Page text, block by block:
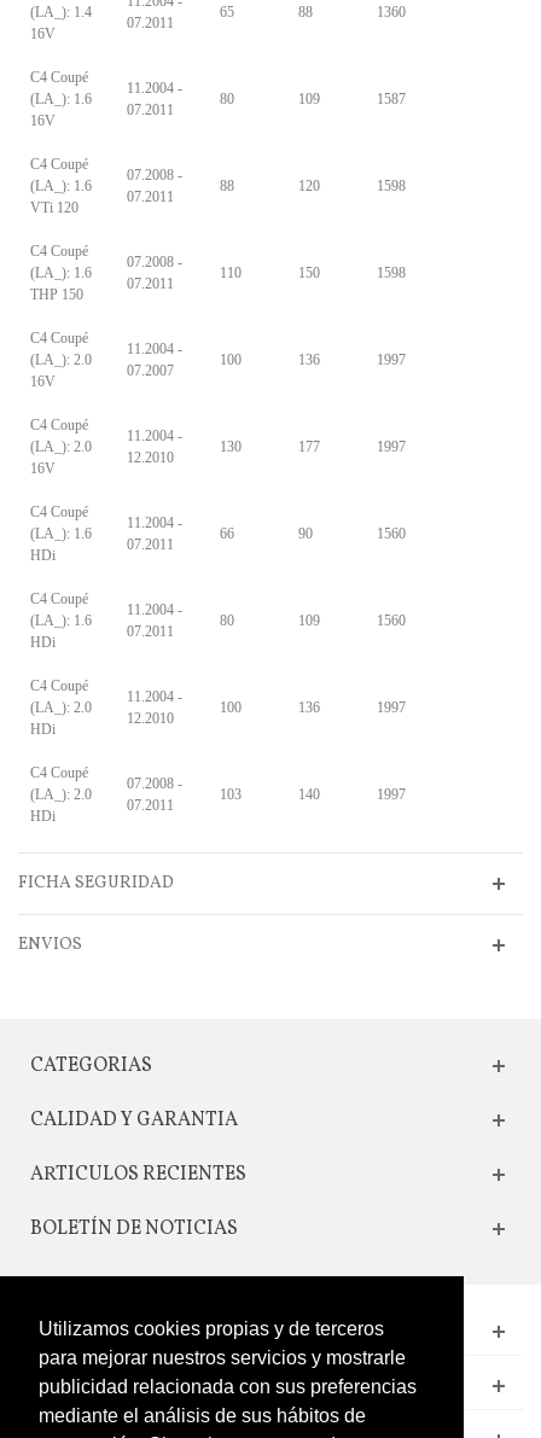
Utilizamos cookies propias y de terceros
para mejorar nuestros servicios y mostrarle
publicidad relacionada con sus preferencias
mediante el análisis de sus hábitos de
(LA_): 1.4
16V
07.2011
65 88 1360
C4 Coupé
(LA_): 1.6
16V
11.2004 -
07.2011
80 109 1587
C4 Coupé
(LA_): 1.6
VTi 120
07.2008 -
07.2011
88 120 1598
C4 Coupé
(LA_): 1.6
THP 150
07.2008 -
07.2011
110 150 1598
C4 Coupé
(LA_): 2.0
16V
11.2004 -
07.2007
100 136 1997
C4 Coupé
(LA_): 2.0
16V
11.2004 -
12.2010
130 177 1997
C4 Coupé
(LA_): 1.6
HDi
11.2004 -
07.2011
66 90 1560
C4 Coupé
(LA_): 1.6
HDi
11.2004 -
07.2011
80 109 1560
C4 Coupé
(LA_): 2.0
HDi
11.2004 -
12.2010
100 136 1997
C4 Coupé
(LA_): 2.0
HDi
07.2008 -
07.2011
103 140 1997
FICHA SEGURIDAD
ENVIOS
CATEGORIAS
CALIDAD Y GARANTIA
ARTICULOS RECIENTES
BOLETÍN DE NOTICIAS
CONTACTO
LEGAL